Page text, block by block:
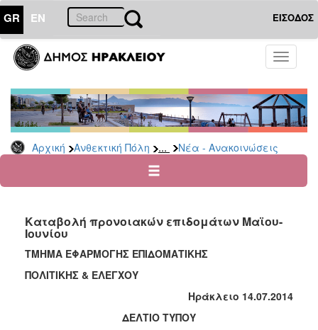
GR EN ΕΙΣΟΔΟΣ
Toggle
Αρχική Ανθεκτική Πόλη ... Νέα - Ανακοινώσεις
ΑΝΘΕΚΤΙΚΗ
ΠΟΛΗ
Κοινωνική
Πολιτική
Νέα
Ανακοινώσεις
για
Οικονομική
Αδυναμία
Φυσικές
Καταβολή προνοιακών επιδομάτων Μαϊου-
Ιουνίου
ΤΜΗΜΑ ΕΦΑΡΜΟΓΗΣ ΕΠΙΔΟΜΑΤΙΚΗΣ
ΠΟΛΙΤΙΚΗΣ & ΕΛΕΓΧΟΥ
Ηράκλειο 14.07.2014
ΔΕΛΤΙΟ ΤΥΠΟΥ